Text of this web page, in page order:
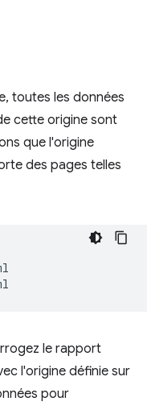
toutes les données
cette origine sont
que l'origine
des pages telles
le rapport
l'origine définie sur
pour